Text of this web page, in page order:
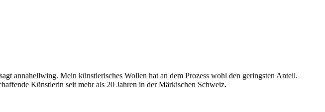
annahellwing. Mein künstlerisches Wollen hat an dem Prozess wohl den geringsten Anteil.
Künstlerin seit mehr als 20 Jahren in der Märkischen Schweiz.